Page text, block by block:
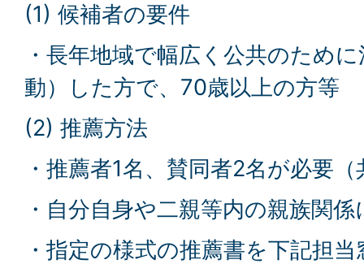
(1) 候補者の要件
・長年地域で幅広く公共のため
動）した方で、70歳以上の方等
(2) 推薦方法
・推薦者1名、賛同者2名が必要
・自分自身や二親等内の親族関
・指定の様式の推薦書を下記担